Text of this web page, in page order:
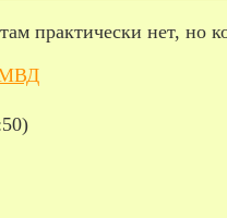
практически нет, но
МВД